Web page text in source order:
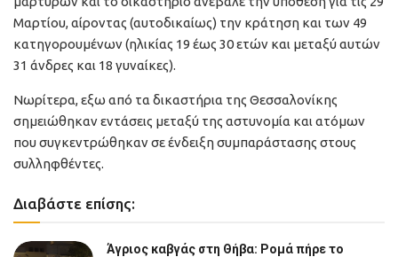
Μαρτίου, αίροντας (αυτοδικαίως) την κράτηση και των 49
κατηγορουμένων (ηλικίας 19 έως 30 ετών και μεταξύ αυτών
31 άνδρες και 18 γυναίκες).
Νωρίτερα, εξω από τα δικαστήρια της Θεσσαλονίκης
σημειώθηκαν εντάσεις μεταξύ της αστυνομία και ατόμων
που συγκεντρώθηκαν σε ένδειξη συμπαράστασης στους
συλληφθέντες.
Διαβάστε επίσης:
Άγριος καβγάς στη Θήβα: Ρομά πήρε το